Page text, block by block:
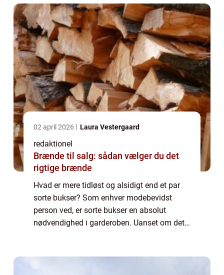
en...
02 april 2026 Laura Vestergaard
redaktionel
Brænde til salg: sådan vælger du det
rigtige brænde
Hvad er mere tidløst og alsidigt end et par
sorte bukser? Som enhver modebevidst
person ved, er sorte bukser en absolut
nødvendighed i garderoben. Uanset om det